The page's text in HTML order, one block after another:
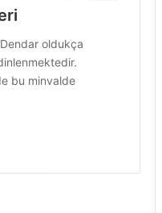
Dendar oldukça
bu minvalde